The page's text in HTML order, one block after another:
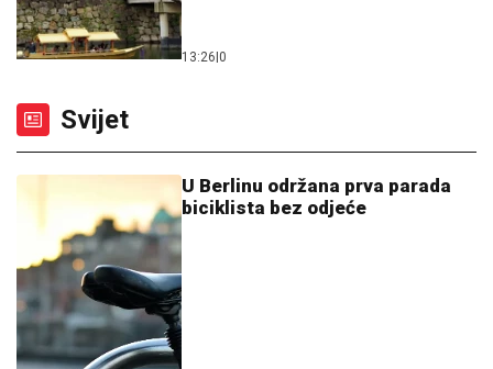
13:26 0
Svijet
U Berlinu održana prva parada
biciklista bez odjeće